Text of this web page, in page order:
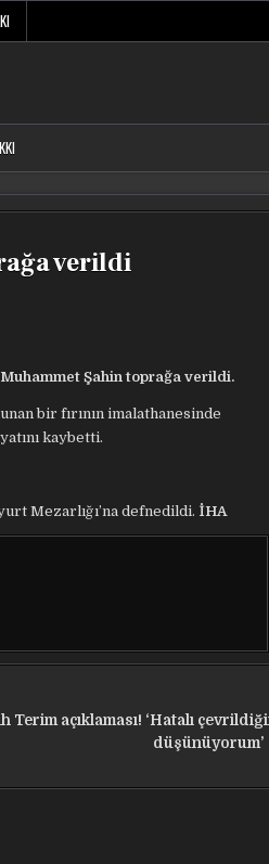
verildi
Şahin toprağa verildi.
bir fırının imalathanesinde
kaybetti.
Mezarlığı’na defnedildi. İHA
Terim açıklaması! ‘Hatalı
düşünüyorum’